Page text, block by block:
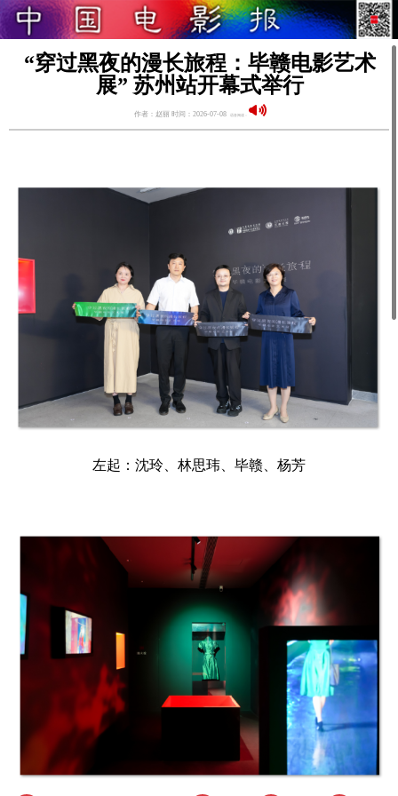
“穿过黑夜的漫长旅程：毕赣电影艺术
展” 苏州站开幕式举行
作者：赵丽 时间：2026-07-08
左起：沈玲、林思玮、毕赣、杨芳